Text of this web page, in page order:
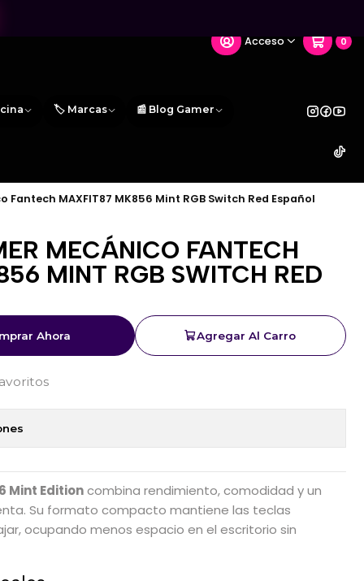
Acceso 0
🏷️ Marcas 📰 Blog Gamer
MAXFIT87 MK856 Mint RGB Switch Red Español
MECÁNICO FANTECH
MINT RGB SWITCH RED
Agregar Al Carro
Ahora
Mint Editioncombina rendimiento, comodidad y un
Su formato compacto mantiene las teclas
ocupando menos espacio en el escritorio sin